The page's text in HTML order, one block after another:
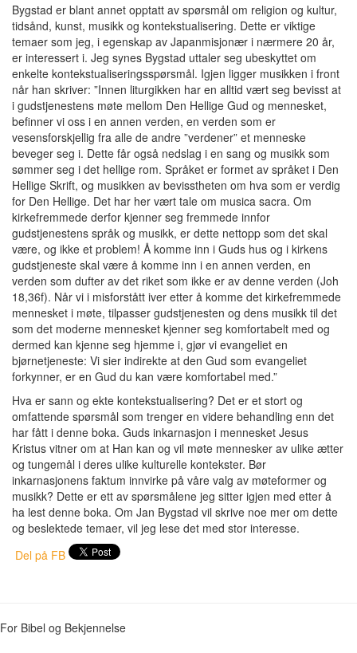
Bygstad er blant annet opptatt av spørsmål om religion og kultur,
tidsånd, kunst, musikk og kontekstualisering. Dette er viktige
temaer som jeg, i egenskap av Japanmisjonær i nærmere 20 år,
er interessert i. Jeg synes Bygstad uttaler seg ubeskyttet om
enkelte kontekstualiseringsspørsmål. Igjen ligger musikken i front
når han skriver: ”Innen liturgikken har en alltid vært seg bevisst at
i gudstjenestens møte mellom Den Hellige Gud og mennesket,
befinner vi oss i en annen verden, en verden som er
vesensforskjellig fra alle de andre ”verdener” et menneske
beveger seg i. Dette får også nedslag i en sang og musikk som
sømmer seg i det hellige rom. Språket er formet av språket i Den
Hellige Skrift, og musikken av bevisstheten om hva som er verdig
for Den Hellige. Det har her vært tale om musica sacra. Om
kirkefremmede derfor kjenner seg fremmede innfor
gudstjenestens språk og musikk, er dette nettopp som det skal
være, og ikke et problem! Å komme inn i Guds hus og i kirkens
gudstjeneste skal være å komme inn i en annen verden, en
verden som dufter av det riket som ikke er av denne verden (Joh
18,36f). Når vi i misforstått iver etter å komme det kirkefremmede
mennesket i møte, tilpasser gudstjenesten og dens musikk til det
som det moderne mennesket kjenner seg komfortabelt med og
dermed kan kjenne seg hjemme i, gjør vi evangeliet en
bjørnetjeneste: Vi sier indirekte at den Gud som evangeliet
forkynner, er en Gud du kan være komfortabel med.”
Hva er sann og ekte kontekstualisering? Det er et stort og
omfattende spørsmål som trenger en videre behandling enn det
har fått i denne boka. Guds inkarnasjon i mennesket Jesus
Kristus vitner om at Han kan og vil møte mennesker av ulike ætter
og tungemål i deres ulike kulturelle kontekster. Bør
inkarnasjonens faktum innvirke på våre valg av møteformer og
musikk? Dette er ett av spørsmålene jeg sitter igjen med etter å
ha lest denne boka. Om Jan Bygstad vil skrive noe mer om dette
og beslektede temaer, vil jeg lese det med stor interesse.
Del på FB
For Bibel og Bekjennelse